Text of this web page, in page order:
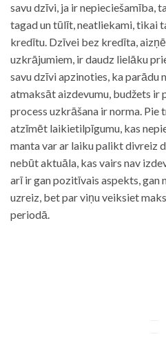
savu dzīvi, ja ir nepieciešamība,
tagad un tūlīt, neatliekami, tikai
kredītu. Dzīvei bez kredīta,
uzkrājumiem, ir daudz lielāku
savu dzīvi apzinoties, ka parādu
atmaksāt aizdevumu, budžets ir
process uzkrāšana ir norma. Pie
atzīmēt laikietilpīgumu, kas
manta var ar laiku palikt divreiz
nebūt aktuāla, kas vairs nav
arī ir gan pozitīvais aspekts,
uzreiz, bet par viņu veiksiet
periodā.